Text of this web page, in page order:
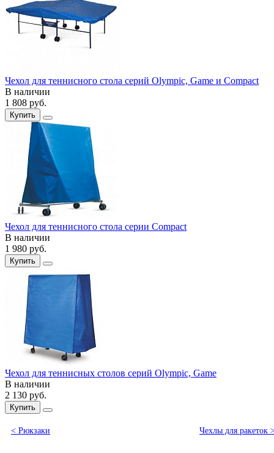
Чехол для теннисного стола серий Olympic, Game и Compact
В наличии
1 808 руб.
Купить
Чехол для теннисного стола серии Compact
В наличии
1 980 руб.
Купить
Чехол для теннисных столов серий Olympic, Game
В наличии
2 130 руб.
Купить
< Рюкзаки Чехлы для ракеток